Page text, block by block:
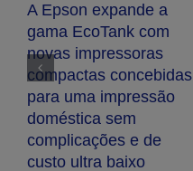
A Epson expande a
gama EcoTank com
novas impressoras
compactas concebidas
para uma impressão
doméstica sem
complicações e de
custo ultra baixo